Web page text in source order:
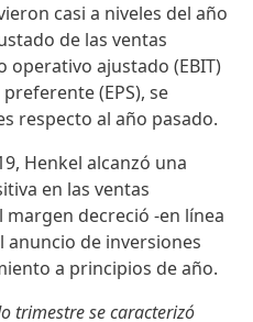
casi a niveles del año
de las ventas
operativo ajustado (EBIT)
preferente(EPS), se
respecto al año pasado.
Henkel alcanzó una
en las ventas
decreció -en línea
anuncio de inversiones
a principios de año.
trimestre se caracterizó